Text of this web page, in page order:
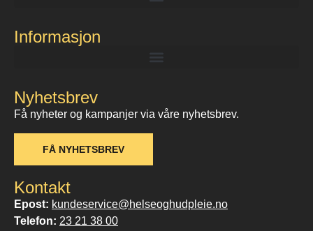
Informasjon
Nyhetsbrev
Få nyheter og kampanjer via våre nyhetsbrev.
FÅ NYHETSBREV
Kontakt
Epost: kundeservice@helseoghudpleie.no
Telefon: 23 21 38 00